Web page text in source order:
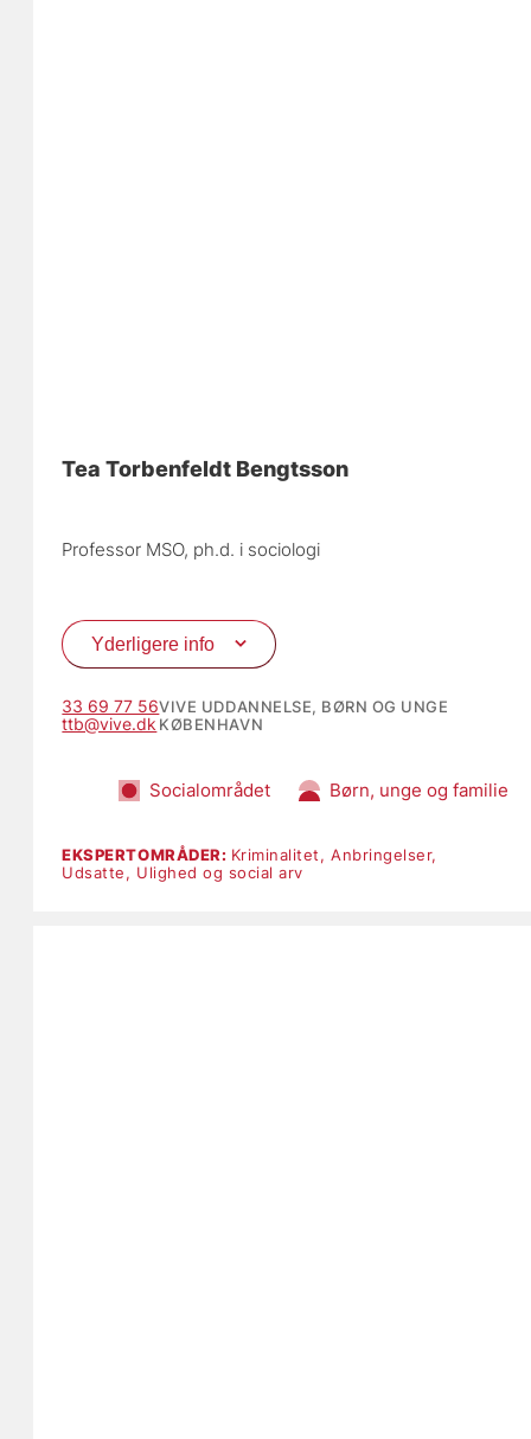
Tea Torbenfeldt Bengtsson
Professor MSO, ph.d. i sociologi
Yderligere info
33 69 77 56
ttb@vive.dk
VIVE UDDANNELSE, BØRN OG UNGE
KØBENHAVN
Socialområdet Børn, unge og familie
EKSPERTOMRÅDER: Kriminalitet, Anbringelser,
Udsatte, Ulighed og social arv